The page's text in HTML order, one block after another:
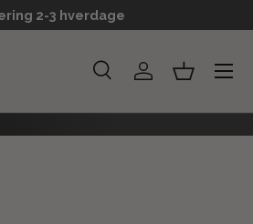
2-3 hverdage
Søg Log indKurv
Menu